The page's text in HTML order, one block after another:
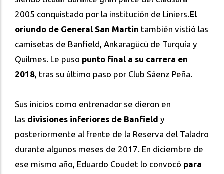
2005 conquistado por la institución de Liniers.El
oriundo de General San Martín también vistió las
camisetas de Banfield, Ankaragücü de Turquía y
Quilmes. Le puso punto final a su carrera en
2018, tras su último paso por Club Sáenz Peña.
Sus inicios como entrenador se dieron en
las divisiones inferiores de Banfield y
posteriormente al frente de la Reserva del Taladro
durante algunos meses de 2017. En diciembre de
ese mismo año, Eduardo Coudet lo convocó para